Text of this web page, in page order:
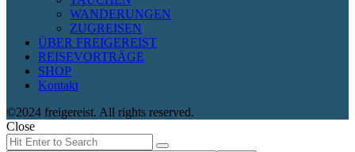
WANDERUNGEN
ZUGREISEN
ÜBER FREIGEREIST
REISEVORTRÄGE
SHOP
Kontakt
©2024 freigereist. All rights reserved.
Close
Search